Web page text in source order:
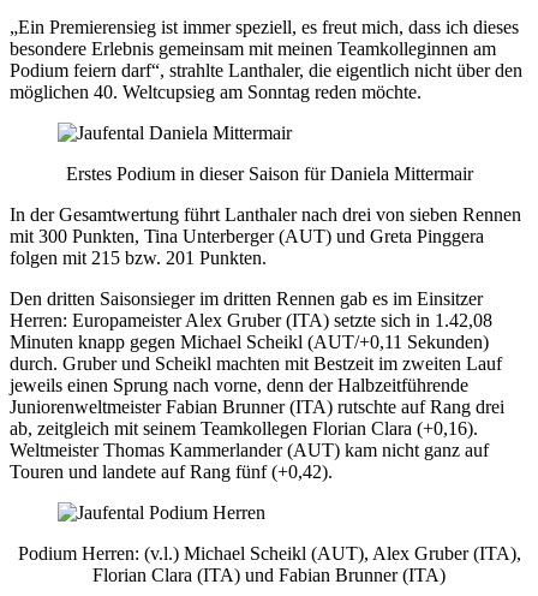
„Ein Premierensieg ist immer speziell, es freut mich, dass ich dieses
besondere Erlebnis gemeinsam mit meinen Teamkolleginnen am
Podium feiern darf“, strahlte Lanthaler, die eigentlich nicht über den
möglichen 40. Weltcupsieg am Sonntag reden möchte.
Erstes Podium in dieser Saison für Daniela Mittermair
In der Gesamtwertung führt Lanthaler nach drei von sieben Rennen
mit 300 Punkten, Tina Unterberger (AUT) und Greta Pinggera
folgen mit 215 bzw. 201 Punkten.
Den dritten Saisonsieger im dritten Rennen gab es im Einsitzer
Herren: Europameister Alex Gruber (ITA) setzte sich in 1.42,08
Minuten knapp gegen Michael Scheikl (AUT/+0,11 Sekunden)
durch. Gruber und Scheikl machten mit Bestzeit im zweiten Lauf
jeweils einen Sprung nach vorne, denn der Halbzeitführende
Juniorenweltmeister Fabian Brunner (ITA) rutschte auf Rang drei
ab, zeitgleich mit seinem Teamkollegen Florian Clara (+0,16).
Weltmeister Thomas Kammerlander (AUT) kam nicht ganz auf
Touren und landete auf Rang fünf (+0,42).
Podium Herren: (v.l.) Michael Scheikl (AUT), Alex Gruber (ITA),
Florian Clara (ITA) und Fabian Brunner (ITA)